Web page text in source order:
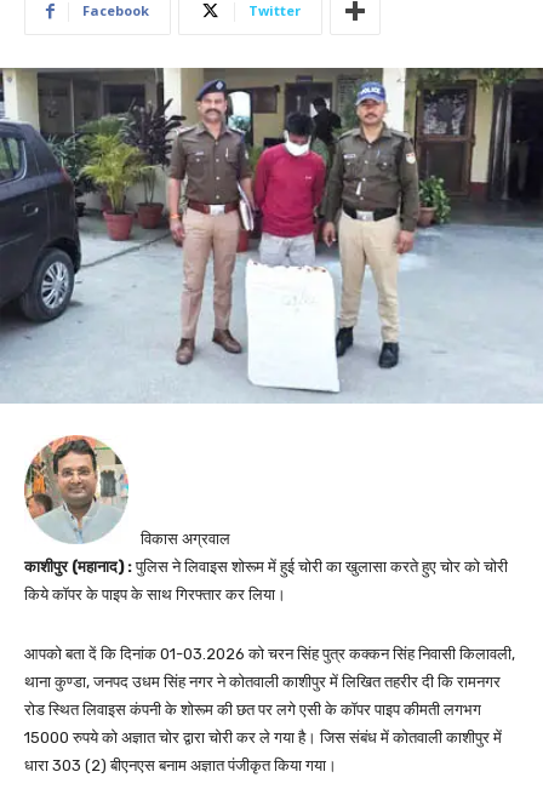
Facebook Twitter
विकास अग्रवाल
काशीपुर (महानाद) :पुलिस ने लिवाइस शोरूम में हुई चोरी का खुलासा करते हुए चोर को चोरी
किये कॉपर के पाइप के साथ गिरफ्तार कर लिया।
आपको बता दें कि दिनांक 01-03.2026 को चरन सिंह पुत्र कक्कन सिंह निवासी किलावली,
थाना कुण्डा, जनपद उधम सिंह नगर ने कोतवाली काशीपुर में लिखित तहरीर दी कि रामनगर
रोड स्थित लिवाइस कंपनी के शोरूम की छत पर लगे एसी के कॉपर पाइप कीमती लगभग
15000 रुपये को अज्ञात चोर द्वारा चोरी कर ले गया है। जिस संबंध में कोतवाली काशीपुर में
धारा 303 (2) बीएनएस बनाम अज्ञात पंजीकृत किया गया।